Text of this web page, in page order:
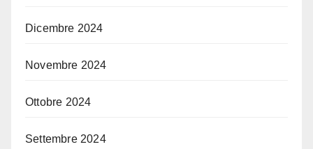
Dicembre 2024
Novembre 2024
Ottobre 2024
Settembre 2024